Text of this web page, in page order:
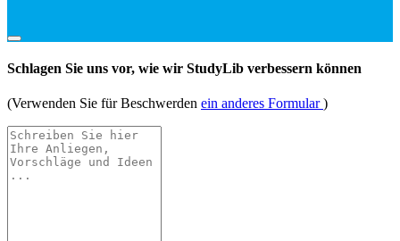
Schlagen Sie uns vor, wie wir StudyLib verbessern können
(Verwenden Sie für Beschwerden ein anderes Formular)